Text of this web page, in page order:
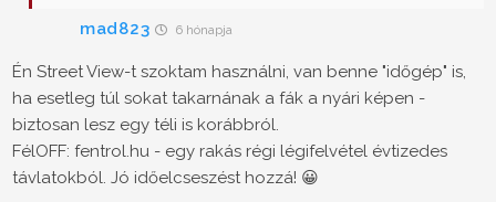
mad823 6 hónapja
Én Street View-t szoktam használni, van benne "időgép" is,
ha esetleg túl sokat takarnának a fák a nyári képen -
biztosan lesz egy téli is korábbról.
FélOFF: fentrol.hu - egy rakás régi légifelvétel évtizedes
távlatokból. Jó időelcseszést hozzá! 😀